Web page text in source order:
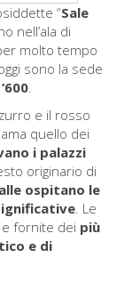
“Sale
nell’ala di
molto tempo
sono la sede
.
e il rosso
quello dei
i palazzi
originario di
ospitano le
. Le
fornite dei più
e di